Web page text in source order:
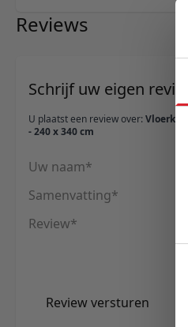
Reviews
Schrijf uw eigen review
U plaatst een review over:
- 240 x 340 cm
Uw naam
Samenvatting
Review
Review versturen